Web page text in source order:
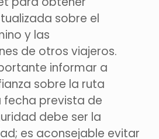
sobre el
y las
de otros viajeros.
informar a
sobre la ruta
prevista de
debe ser la
es aconsejable evitar